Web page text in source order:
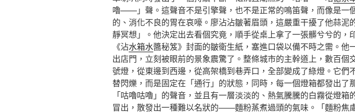
嚕——」聲。這聲音不是引擎聲，也不是正常的鳴笛聲，而像是一
的、消化不良的胃在哀嚎。廖沾沾皺著眉頭，這嚴重干擾了他蒜泥
靜冥想」。他決定出去看個究竟，順手從桌上拿了一張髒兮兮的，
《沾水箱水醬秘笈》封面的皺衛生紙，塞進口袋以備不時之需。他
出店門，立刻被眼前的景象震驚了。整條城市的主幹道上，數百個
號燈，從東邊到西邊，從高架橋到巷弄口，全部變成了綠燈。它們
替閃爍，而是固定在「通行」的狀態，同時，每一個燈箱都發出了
「咕嚕咕嚕」的聲音，並且有一層淡淡的、熱氣騰騰的白霧從燈箱
冒出，散發出一種難以名狀的——麵粉蒸煮過頭的氣味。「麵粉焦